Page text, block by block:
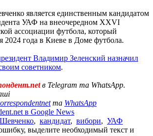
является единственным кандидатом
УАФ на внеочередном XXVI
ассоциации футбола, который
2024 года в Киеве в Доме футбола.
Владимир Зеленский назначил
советником.
в Telegram та WhatsApp.
та WhatsApp
в Google News
Шевченко, кандидат, вибори, УАФ
выделите необходимый текст и